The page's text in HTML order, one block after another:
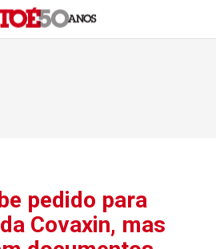
pedido para
Covaxin, mas